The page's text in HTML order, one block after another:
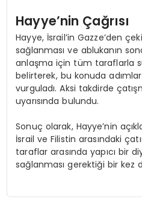
Hayye’nin Çağrısı
Hayye, İsrail’in Gazze’den
sağlanması ve ablukanın
anlaşma için tüm taraflarla
belirterek, bu konuda
vurguladı. Aksi takdirde
uyarısında bulundu.
Sonuç olarak, Hayye’nin
İsrail ve Filistin arasındaki
taraflar arasında yapıcı bir
sağlanması gerektiği bir kez